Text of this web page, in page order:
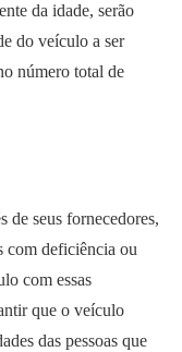
da idade, serão
do veículo a ser
número total de
de seus fornecedores,
com deficiência ou
com essas
que o veículo
das pessoas que